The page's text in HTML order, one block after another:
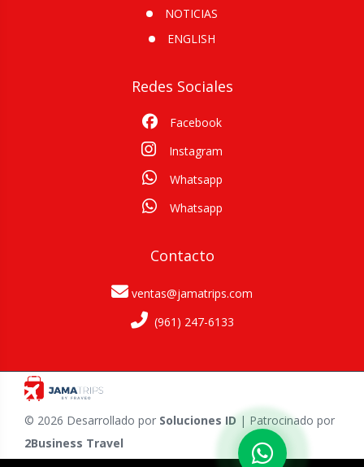
NOTICIAS
ENGLISH
Redes Sociales
Facebook
Instagram
Whatsapp
Whatsapp
Contacto
ventas@jamatrips.com
(961) 247-6133
© 2026 Desarrollado por Soluciones ID | Patrocinado por
2Business Travel